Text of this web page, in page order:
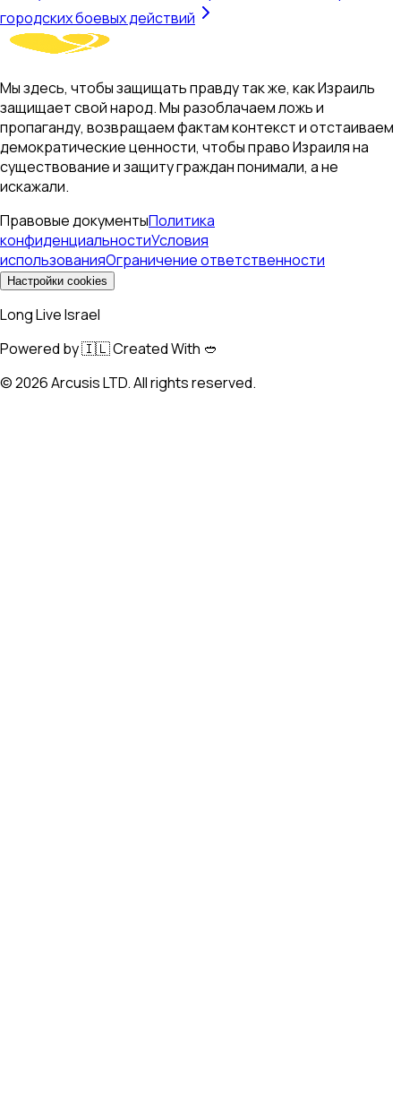
городских боевых действий
Мы здесь, чтобы защищать правду так же, как Израиль
защищает свой народ. Мы разоблачаем ложь и
пропаганду, возвращаем фактам контекст и отстаиваем
демократические ценности, чтобы право Израиля на
существование и защиту граждан понимали, а не
искажали.
Правовые документыПолитика
конфиденциальностиУсловия
использованияОграничение ответственности
Настройки cookies
Long Live Israel
Powered by 🇮🇱 Created With 🥙
©2026Arcusis LTD. All rights reserved.